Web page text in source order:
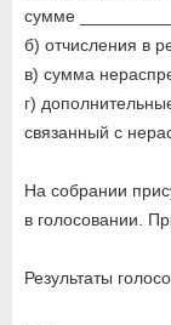
сумме
б) отчисления в
в) сумма
г)
связанный с
На собрании
в голосовании.
Результаты